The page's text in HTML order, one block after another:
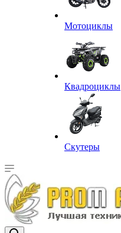
Мотоциклы
Квадроциклы
Скутеры